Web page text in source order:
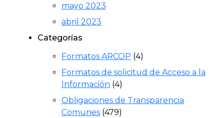
mayo 2023
abril 2023
Categorías
Formatos ARCOP (4)
Formatos de solicitud de Acceso a la
Información (4)
Obligaciones de Transparencia
Comunes (479)